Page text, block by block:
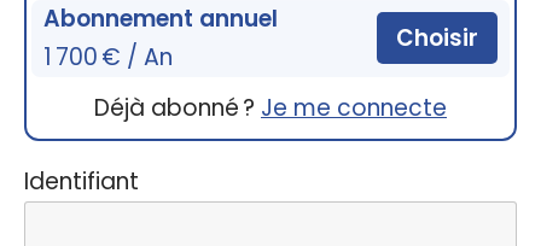
Abonnement annuel
1 700 € / An
Choisir
Déjà abonné ? Je me connecte
Identifiant